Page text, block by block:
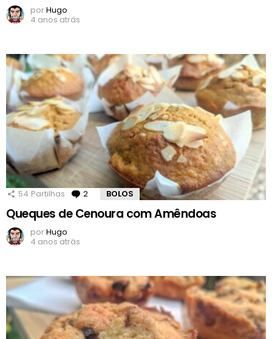
porHugo
4 anos atrás
54 Partilhas 2 Comentários
BOLOS
Queques de Cenoura com Amêndoas
porHugo
4 anos atrás